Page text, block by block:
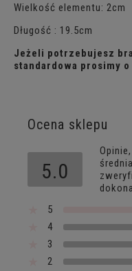
Wielkość elementu: 2cm
Długość : 19.5cm
Jeżeli potrzebujesz
standardowa prosimy
Ocena sklepu
5.0
5
4
3
2